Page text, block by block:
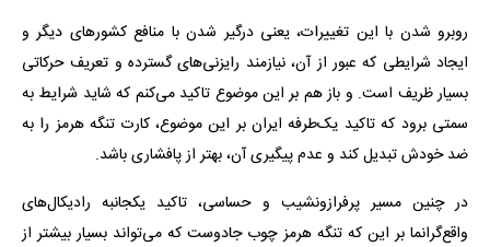
روبرو شدن با این تغییرات، یعنی درگیر شدن با منافع کشورهای دیگر و
ایجاد شرایطی که عبور از آن، نیازمند رایزنی‌های گسترده و تعریف حرکاتی
بسیار ظریف است. و باز هم بر این موضوع تاکید می‌کنم که شاید شرایط به
سمتی برود که تاکید یک‌طرفه ایران بر این موضوع، کارت تنگه هرمز را به
ضد خودش تبدیل کند و عدم پیگیری آن، بهتر از پافشاری باشد.
در چنین مسیر پرفرازونشیب و حساسی، تاکید یکجانبه رادیکال‌های
واقع‌گرانما بر این که تنگه هرمز چوب جادوست که می‌تواند بسیار بیشتر از